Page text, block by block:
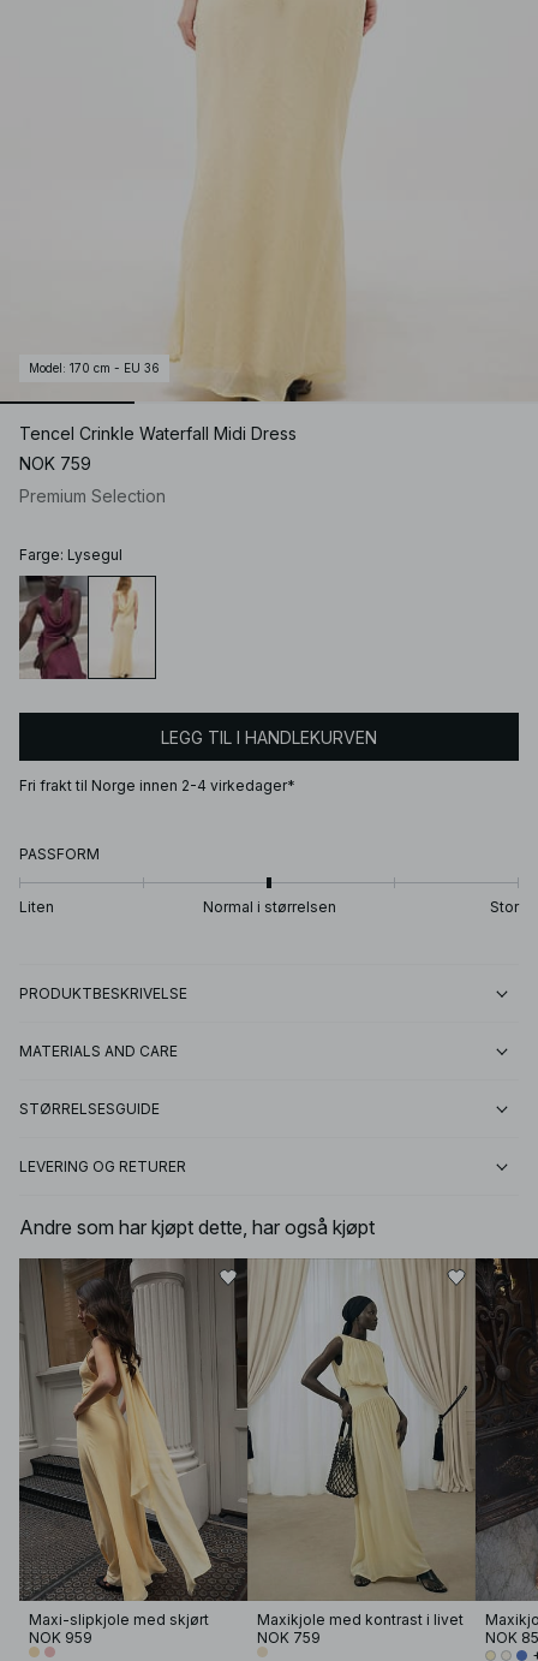
Model : 170 cm - EU 36
Tencel Crinkle Waterfall Midi Dress
NOK 759
Premium Selection
Farge: Lysegul
LEGG TIL I HANDLEKURVEN
Fri frakt til Norge innen 2-4 virkedager*
PASSFORM
Liten Normal i størrelsen Stor
PRODUKTBESKRIVELSE
MATERIALS AND CARE
STØRRELSESGUIDE
LEVERING OG RETURER
Andre som har kjøpt dette, har også kjøpt
Maxi-slipkjole med skjørt
NOK 959
Maxikjole med kontrast i livet
NOK 759
NOK